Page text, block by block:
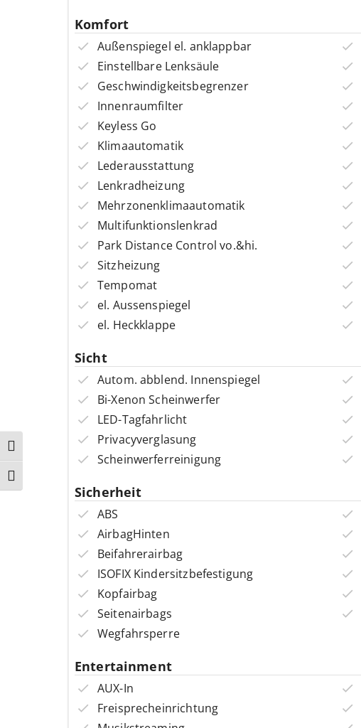
Umschalten auf hohe Kontraste
Schrift vergrößern
Komfort
Außenspiegel el. anklappbar
Einstellbare Lenksäule
Geschwindigkeitsbegrenzer
Innenraumfilter
Keyless Go
Klimaautomatik
Lederausstattung
Lenkradheizung
Mehrzonenklimaautomatik
Multifunktionslenkrad
Park Distance Control vo.&hi.
Sitzheizung
Tempomat
el. Aussenspiegel
el. Heckklappe
Sicht
Autom. abblend. Innenspiegel
Bi-Xenon Scheinwerfer
LED-Tagfahrlicht
Privacyverglasung
Scheinwerferreinigung
Sicherheit
ABS
AirbagHinten
Beifahrerairbag
ISOFIX Kindersitzbefestigung
Kopfairbag
Seitenairbags
Wegfahrsperre
Entertainment
AUX-In
Freisprecheinrichtung